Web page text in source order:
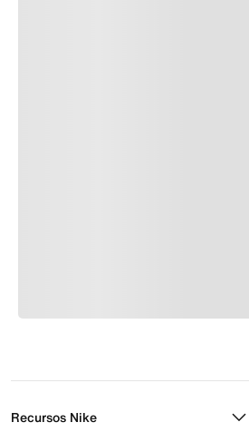
Recursos Nike